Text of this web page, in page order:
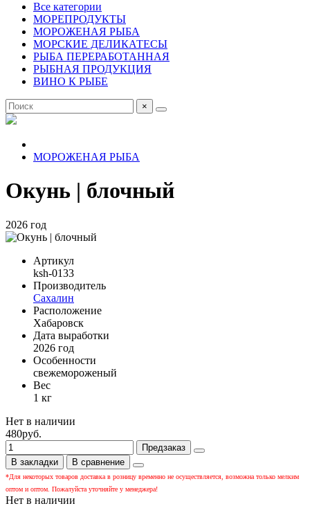
Все категории
МОРЕПРОДУКТЫ
МОРОЖЕНАЯ РЫБА
МОРСКИЕ ДЕЛИКАТЕСЫ
РЫБА ПЕРЕРАБОТАННАЯ
РЫБНАЯ ПРОДУКЦИЯ
ВИНО К РЫБЕ
×
МОРОЖЕНАЯ РЫБА
Окунь | блочный
2026 год
Артикул
ksh-0133
Производитель
Сахалин
Расположение
Хабаровск
Дата выработки
2026 год
Особенности
свежемороженый
Вес
1 кг
Нет в наличии
480руб.
Предзаказ
В закладки
В сравнение
*Для некоторых товаров доставка в розницу временно не осуществляется, возможна только мелким
оптом и оптом. Пожалуйста уточняйте у менеджера!
Нет в наличии